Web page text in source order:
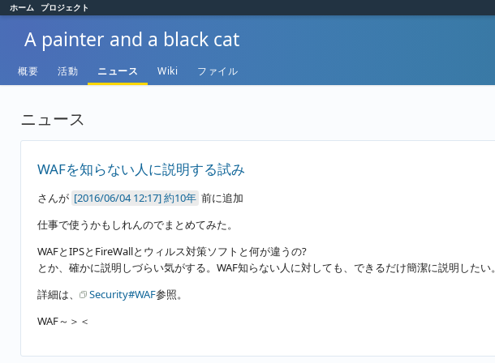
ホーム プロジェクト
A painter and a black cat
概要 活動 ニュース Wiki ファイル
ニュース
WAFを知らない人に説明する試み
さんが 約10年 前に追加
仕事で使うかもしれんのでまとめてみた。
WAFとIPSとFireWallとウィルス対策ソフトと何が違うの?
とか、確かに説明しづらい気がする。WAF知らない人に対しても、できるだけ簡潔に説明したい。
詳細は、
Security#WAF参照。
WAF～＞＜